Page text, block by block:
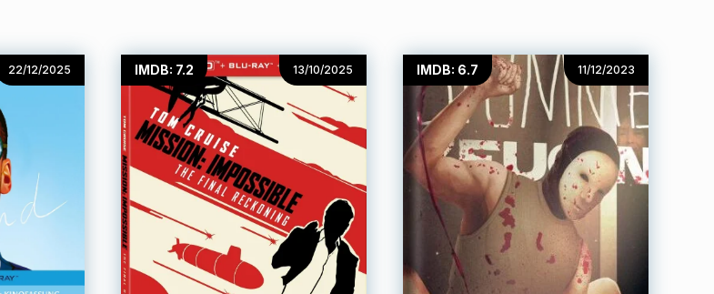
22/12/2025 IMDB: 7.2 13/10/2025 IMDB: 6.7 11/12/2023